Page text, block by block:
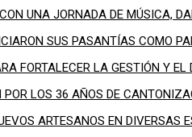
UNA JORNADA DE MÚSICA,
SUS PASANTÍAS COMO
FORTALECER LA GESTIÓN Y EL
LOS 36 AÑOS DE
ARTESANOS EN DIVERSAS